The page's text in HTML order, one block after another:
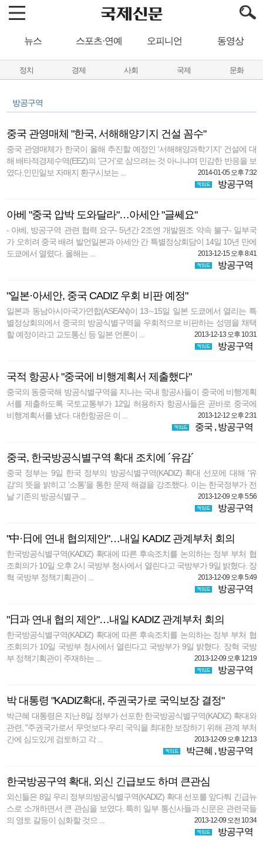
뉴스 스포츠·연예 오피니언 동영상
정치 경제 사회 국제 문화
방공구역
중국 관영매체 "한국, 서해해양기지 건설 꼼수"
중국 관영매체가 한국이 올해 추진할 예정인 '서해해양과학기지' 건설에 대
해 배타적경제수역(EEZ)의 '근거'로 삼으려는 것 아니냐며 민감한 반응을 보
였다.인민일보 자매지 환구시보는 ...
2014-01-05 오후 7:32
방공구역
아베 "중국 압박 도와달라"…아세안 "글쎄요"
- 아베, 방공구역 관련 협력 요구- 5년간 2조엔 개발원조 약속 불구- 일부국
가 오히려 중국 배려 발언일본과 아세안 간 특별정상회담이 14일 10년 만에
도쿄에서 열렸다. 올해는 ...
2013-12-15 오후 8:41
방공구역
"일본·아세안, 중국 CADIZ 우회 비판 예정"
일본과 동남아시아국가연합(ASEAN)이 13∼15일 일본 도쿄에서 열리는 특
별정상회의에서 중국의 방공식별구역을 우회적으로 비판하는 성명을 채택
할 예정이라고 교도통신 등 일본 언론이 ...
2013-12-13 오후 10:31
방공구역
국적 항공사 "중국에 비행계획서 제출했다"
중국의 동중국해 방공식별구역을 지나는 국내 항공사들이 중국에 비행계획
서를 제출하도록 국토교통부가 12일 허용하자 항공사들은 곧바로 중국에
비행계획서를 냈다. 대한항공은 이 ...
2013-12-12 오후 2:31
중국, 방공구역
중국, 한국방공식별구역 확대 조치에 ´유감´
중국 정부는 9일 한국 정부의 방공식별구역(KADIZ) 확대 선포에 대해 '유
감'의 뜻을 밝히고 '소통'을 통한 문제 해결을 강조했다. 이는 한국정부가 전
날 기존의 방공식별구 ...
2013-12-09 오후 5:56
방공구역
"中·日에 연내 협의제안"…내일 KADIZ 관계부처 회의
한국방공식별구역(KADIZ) 확대에 따른 후속조치를 논의하는 정부 부처 협
조회의가 10일 오후 2시 국방부 청사에서 열린다고 국방부가 9일 밝혔다. 장
혁 국방부 정책기획관이 ...
2013-12-09 오후 5:49
방공구역
"日과 연내 협의 제안"…내일 KADIZ 관계부처 회의
한국방공식별구역(KADIZ) 확대에 따른 후속조치를 논의하는 정부 부처 협
조회의가 10일 국방부 청사에서 열린다고 국방부가 9일 밝혔다. 장혁 국방
부 정책기획관이 주재하는 ...
2013-12-09 오후 12:19
방공구역
박 대통령 "KADIZ확대, 주권국가로 국익보장 결정"
박근혜 대통령은 지난 8일 정부가 선포한 한국방공식별구역(KADIZ) 확대와
관련, "주권국가로서 무엇보다 우리 국익을 최대한 보장하기 위해 관계 부처
간에 심도있게 검토하고 각 ...
2013-12-09 오후 12:13
박근혜 , 방공구역
한국방공구역 확대, 외신 긴급보도 하며 큰관심
외신들은 8일 우리 정부의방공식별구역(KADIZ) 확대 선포를 앞다퉈 긴급뉴
스로 소개하면서 큰 관심을 보였다. 특히 일부 통신사들과 신문은 관련국들
의 영토 갈등이 심화할 것으 ...
2013-12-09 오전 10:34
방공구역